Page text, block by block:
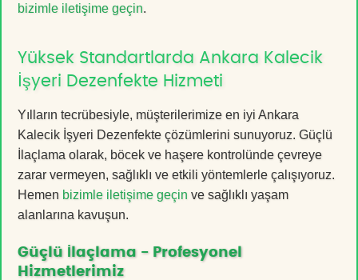
bizimle iletişime geçin.
Yüksek Standartlarda Ankara Kalecik
İşyeri Dezenfekte Hizmeti
Yılların tecrübesiyle, müşterilerimize en iyi Ankara
Kalecik İşyeri Dezenfekte çözümlerini sunuyoruz. Güçlü
İlaçlama olarak, böcek ve haşere kontrolünde çevreye
zarar vermeyen, sağlıklı ve etkili yöntemlerle çalışıyoruz.
Hemen bizimle iletişime geçin ve sağlıklı yaşam
alanlarına kavuşun.
Güçlü İlaçlama - Profesyonel
Hizmetlerimiz